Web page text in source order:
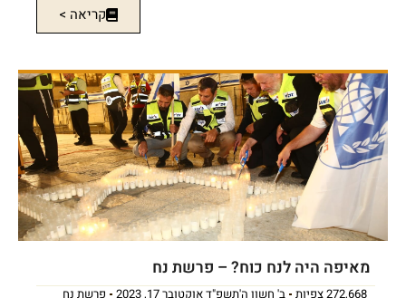
קריאה >
מאיפה היה לנח כוח? – פרשת נח
272,668 צפיות ב' חשון ה'תשפ"ד אוקטובר 17, 2023 פרשת נח